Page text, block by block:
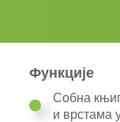
Функције
Собна
и врстама